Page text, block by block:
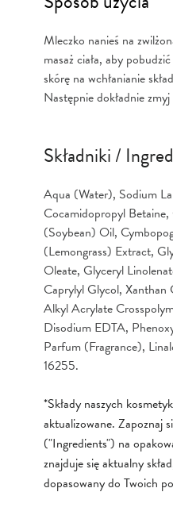
Mleczko nanieś na
masaż ciała, aby
skórę na wchłanianie
Następnie dokładnie zmyj
Składniki /
Aqua (Water), Sodium
Cocamidopropyl
(Soybean) Oil,
(Lemongrass) Extract,
Oleate, Glyceryl
Caprylyl Glycol,
Alkyl Acrylate
Disodium EDTA,
Parfum (Fragrance),
16255.
*Składy naszych
aktualizowane. Zapoznaj
("Ingredients") na
znajduje się aktualny
dopasowany do Twoich